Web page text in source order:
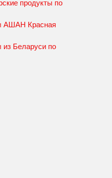
продукты по
АШАН Красная
Беларуси по